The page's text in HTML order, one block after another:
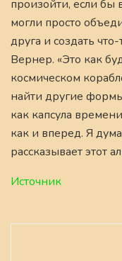
произойти, если бы
могли просто
друга и создать
Вернер. «Это как
космическом
найти другие
как капсула
как и вперед. Я
рассказывает этот
Источник